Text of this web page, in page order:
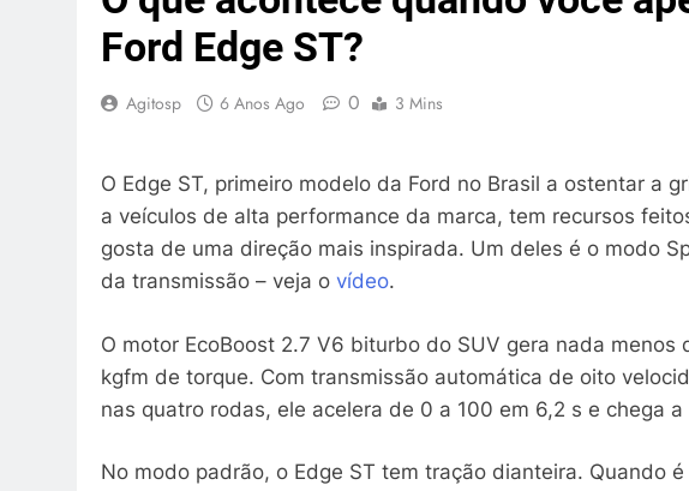
Ford Edge ST?
Agitosp 6 Anos Ago 0 3 Mins
O Edge ST, primeiro modelo da Ford no Brasil a ostentar a
a veículos de alta performance da marca, tem recursos
gosta de uma direção mais inspirada. Um deles é o modo
da transmissão – veja o vídeo.
O motor EcoBoost 2.7 V6 biturbo do SUV gera nada
kgfm de torque. Com transmissão automática de oito
nas quatro rodas, ele acelera de 0 a 100 em 6,2 s e chega
No modo padrão, o Edge ST tem tração dianteira. Quando